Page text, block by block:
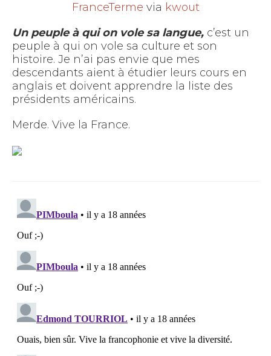
FranceTerme via kwout
Un peuple à qui on vole sa langue, c’est un
peuple à qui on vole sa culture et son
histoire. Je n’ai pas envie que mes
descendants aient à étudier leurs cours en
anglais et doivent apprendre la liste des
présidents américains.
Merde. Vive la France.